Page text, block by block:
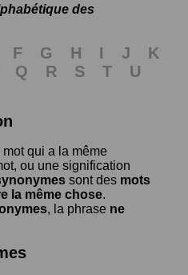
des
F G H I J
K
Q R S T
U
qui a la même
ou une signification
sont des mots
la même chose.
, la phrase ne